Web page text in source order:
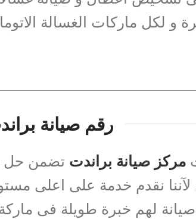
و لكل ماركات الغسالة
رقم صيانة
مركز صيانة براندت تضمن حل
لآننا نقدم خدمة على اعلى
لهم خبرة طويلة فى